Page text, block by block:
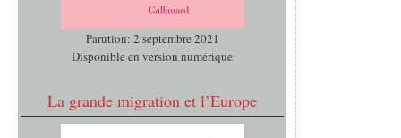
Parution: 2 septembre 2021
Disponible en version numérique
La grande migration et l’Europe